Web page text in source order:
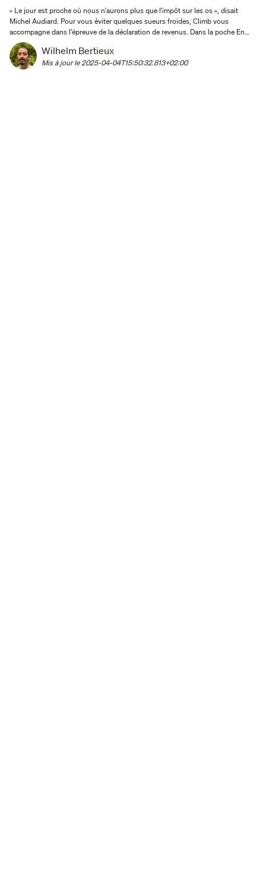
« Le jour est proche où nous n'aurons plus que l'impôt sur les os », disait
Michel Audiard. Pour vous éviter quelques sueurs froides, Climb vous
accompagne dans l'épreuve de la déclaration de revenus. Dans la poche En
2025, la période de déclaration courra du 10 avril au 5 juin maximum (pour les
départements n°50 à 976). Depuis 2020, la …
Wilhelm Bertieux
Mis à jour le 2025-04-04T15:50:32.813+02:00